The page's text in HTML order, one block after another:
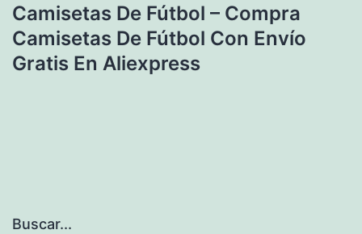
Camisetas De Fútbol – Compra
Camisetas De Fútbol Con Envío
Gratis En Aliexpress
Buscar...